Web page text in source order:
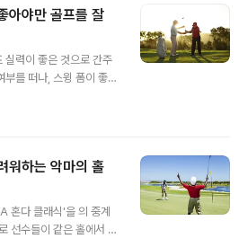
아야만 골프를 잘
실력이 좋은 것으로 간주
를 떠나, 스윙 폼이 좋으
주기 때문에 많은 이들
력의 상관관계에 대해 생
의 상관관계 1. '좋은 스
골프 스윙을 위해 내 몸
많습니다. 마치 정해진 스
넣어야 하는 느낌입니다.
워하는 악마의 홀
혼다 클래식'을 의 중계
선수들이 같은 홀에서 실